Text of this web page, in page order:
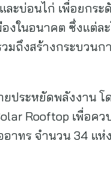
ะบ่อนไก่ เพื่อยกร
ในอนาคต ซึ่งแต่ล
ถึงสร้างกระบวนก
ประหยัดพลังงาน โ
Rooftop เพื่อค
าทร จำนวน 34 แ